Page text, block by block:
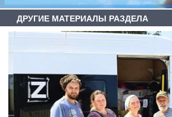
ДРУГИЕ МАТЕРИАЛЫ РАЗДЕЛА